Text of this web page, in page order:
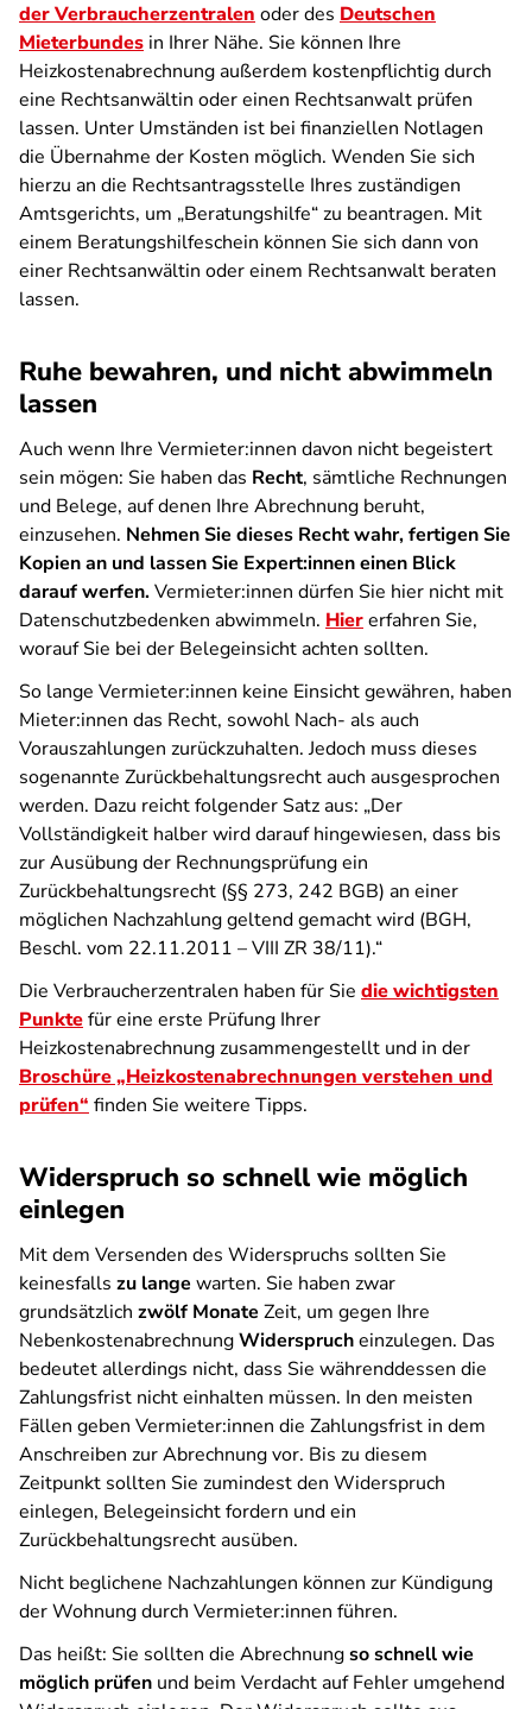
der Verbraucherzentralen oder des Deutschen
Mieterbundes in Ihrer Nähe. Sie können Ihre
Heizkostenabrechnung außerdem kostenpflichtig durch
eine Rechtsanwältin oder einen Rechtsanwalt prüfen
lassen. Unter Umständen ist bei finanziellen Notlagen
die Übernahme der Kosten möglich. Wenden Sie sich
hierzu an die Rechtsantragsstelle Ihres zuständigen
Amtsgerichts, um „Beratungshilfe“ zu beantragen. Mit
einem Beratungshilfeschein können Sie sich dann von
einer Rechtsanwältin oder einem Rechtsanwalt beraten
lassen.
Ruhe bewahren, und nicht abwimmeln
lassen
Auch wenn Ihre Vermieter:innen davon nicht begeistert
sein mögen: Sie haben das Recht, sämtliche Rechnungen
und Belege, auf denen Ihre Abrechnung beruht,
einzusehen. Nehmen Sie dieses Recht wahr, fertigen Sie
Kopien an und lassen Sie Expert:innen einen Blick
darauf werfen.Vermieter:innen dürfen Sie hier nicht mit
Datenschutzbedenken abwimmeln. Hiererfahren Sie,
worauf Sie bei der Belegeinsicht achten sollten.
So lange Vermieter:innen keine Einsicht gewähren, haben
Mieter:innen das Recht, sowohl Nach- als auch
Vorauszahlungen zurückzuhalten. Jedoch muss dieses
sogenannte Zurückbehaltungsrecht auch ausgesprochen
werden. Dazu reicht folgender Satz aus: „Der
Vollständigkeit halber wird darauf hingewiesen, dass bis
zur Ausübung der Rechnungsprüfung ein
Zurückbehaltungsrecht (§§ 273, 242 BGB) an einer
möglichen Nachzahlung geltend gemacht wird (BGH,
Beschl. vom 22.11.2011 – VIII ZR 38/11).“
Die Verbraucherzentralen haben für Sie die wichtigsten
Punktefür eine erste Prüfung Ihrer
Heizkostenabrechnung zusammengestellt und in der
Broschüre „Heizkostenabrechnungen verstehen und
prüfen“ finden Sie weitere Tipps.
Widerspruch so schnell wie möglich
einlegen
Mit dem Versenden des Widerspruchs sollten Sie
keinesfalls zu lange warten. Sie haben zwar
grundsätzlich zwölf Monate Zeit, um gegen Ihre
NebenkostenabrechnungWidersprucheinzulegen. Das
bedeutet allerdings nicht, dass Sie währenddessen die
Zahlungsfrist nicht einhalten müssen. In den meisten
Fällen geben Vermieter:innen die Zahlungsfrist in dem
Anschreiben zur Abrechnung vor. Bis zu diesem
Zeitpunkt sollten Sie zumindest den Widerspruch
einlegen, Belegeinsicht fordern und ein
Zurückbehaltungsrecht ausüben.
Nicht beglichene Nachzahlungen können zur Kündigung
der Wohnung durch Vermieter:innen führen.
Das heißt: Sie sollten die Abrechnungso schnell wie
möglich prüfen und beim Verdacht auf Fehler umgehend